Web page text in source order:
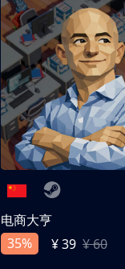
电商大亨
35%
¥ 39 ¥ 60